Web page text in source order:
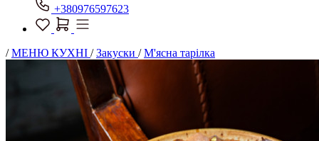
+380976597623
/МЕНЮ КУХНІ /Закуски /М'ясна тарілка